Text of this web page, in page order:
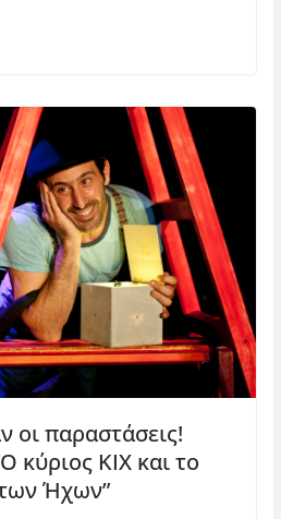
παραστάσεις!
κύριος ΚΙΧ και το
Ήχων”